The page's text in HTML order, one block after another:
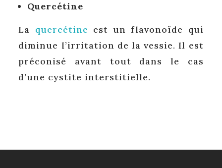
Quercétine
La quercétine est un flavonoïde qui
diminue l’irritation de la vessie. Il est
préconisé avant tout dans le cas
d’une cystite interstitielle.